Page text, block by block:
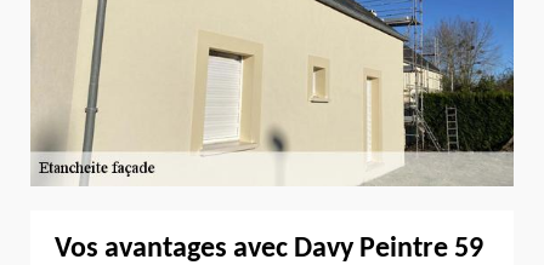
Vos avantages avec Davy Peintre 59